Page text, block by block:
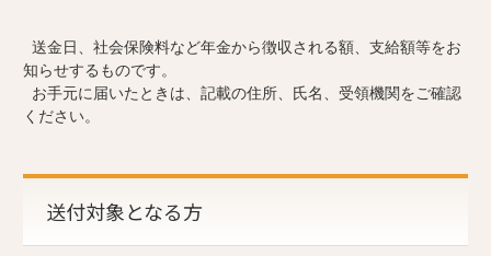
送金日、社会保険料など年金から徴収される額、支給額等をお
知らせするものです。
お手元に届いたときは、記載の住所、氏名、受領機関をご確認
ください。
送付対象となる方